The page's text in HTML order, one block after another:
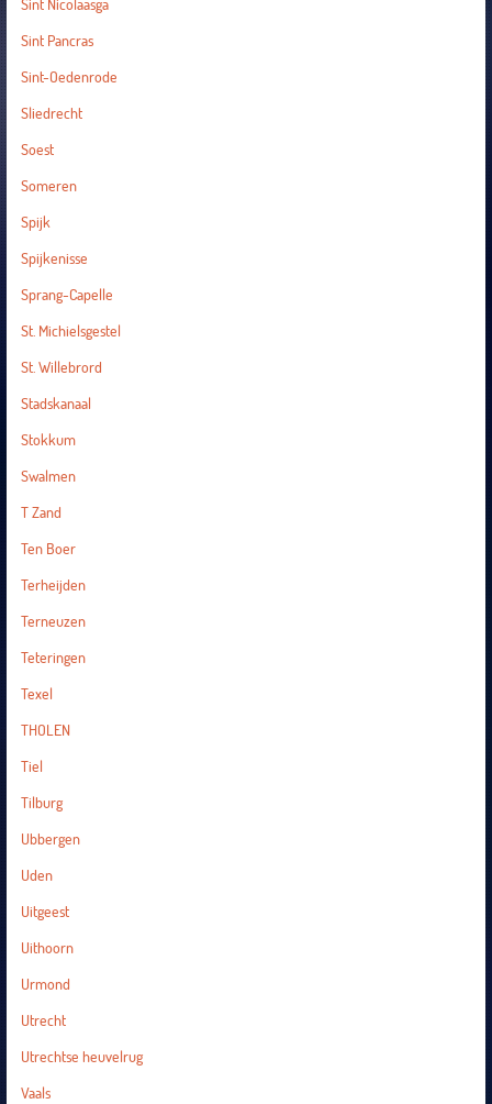
Sint Nicolaasga
Sint Pancras
Sint-Oedenrode
Sliedrecht
Soest
Someren
Spijk
Spijkenisse
Sprang-Capelle
St. Michielsgestel
St. Willebrord
Stadskanaal
Stokkum
Swalmen
T Zand
Ten Boer
Terheijden
Terneuzen
Teteringen
Texel
THOLEN
Tiel
Tilburg
Ubbergen
Uden
Uitgeest
Uithoorn
Urmond
Utrecht
Utrechtse heuvelrug
Vaals